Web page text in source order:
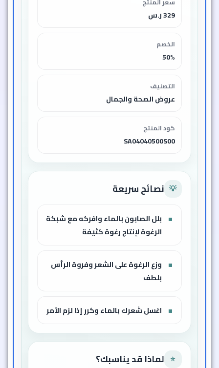
329 ر.س
الخصم
50%
التصنيف
عروض الصحة والجمال
كود المنتج
SA04040500S00
💡 نصائح سريعة
بلل الصابون بالماء وافركه مع شبكة
الرغوة لإنتاج رغوة كثيفة
وزع الرغوة على الشعر وفروة الرأس
بلطف
اغسل شعرك بالماء وكرر إذا لزم الأمر
⭐ لماذا قد يناسبك؟